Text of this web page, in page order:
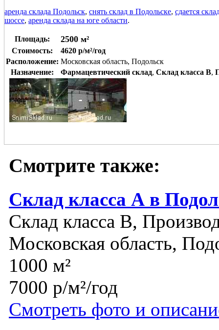
аренда склада Подольск, снять склад в Подольске, сдается
шоссе, аренда склада на юге области.
Площадь: 2500 м²
Стоимость:
4620 р/м²/год
Расположение: Московская область, Подольск
Назначение:
Фармацевтический склад, Склад класса B,
Смотрите также:
Склад класса А в
Склад класса B,
Московская область,
1000 м²
7000 р/м²/год
Смотреть фото и